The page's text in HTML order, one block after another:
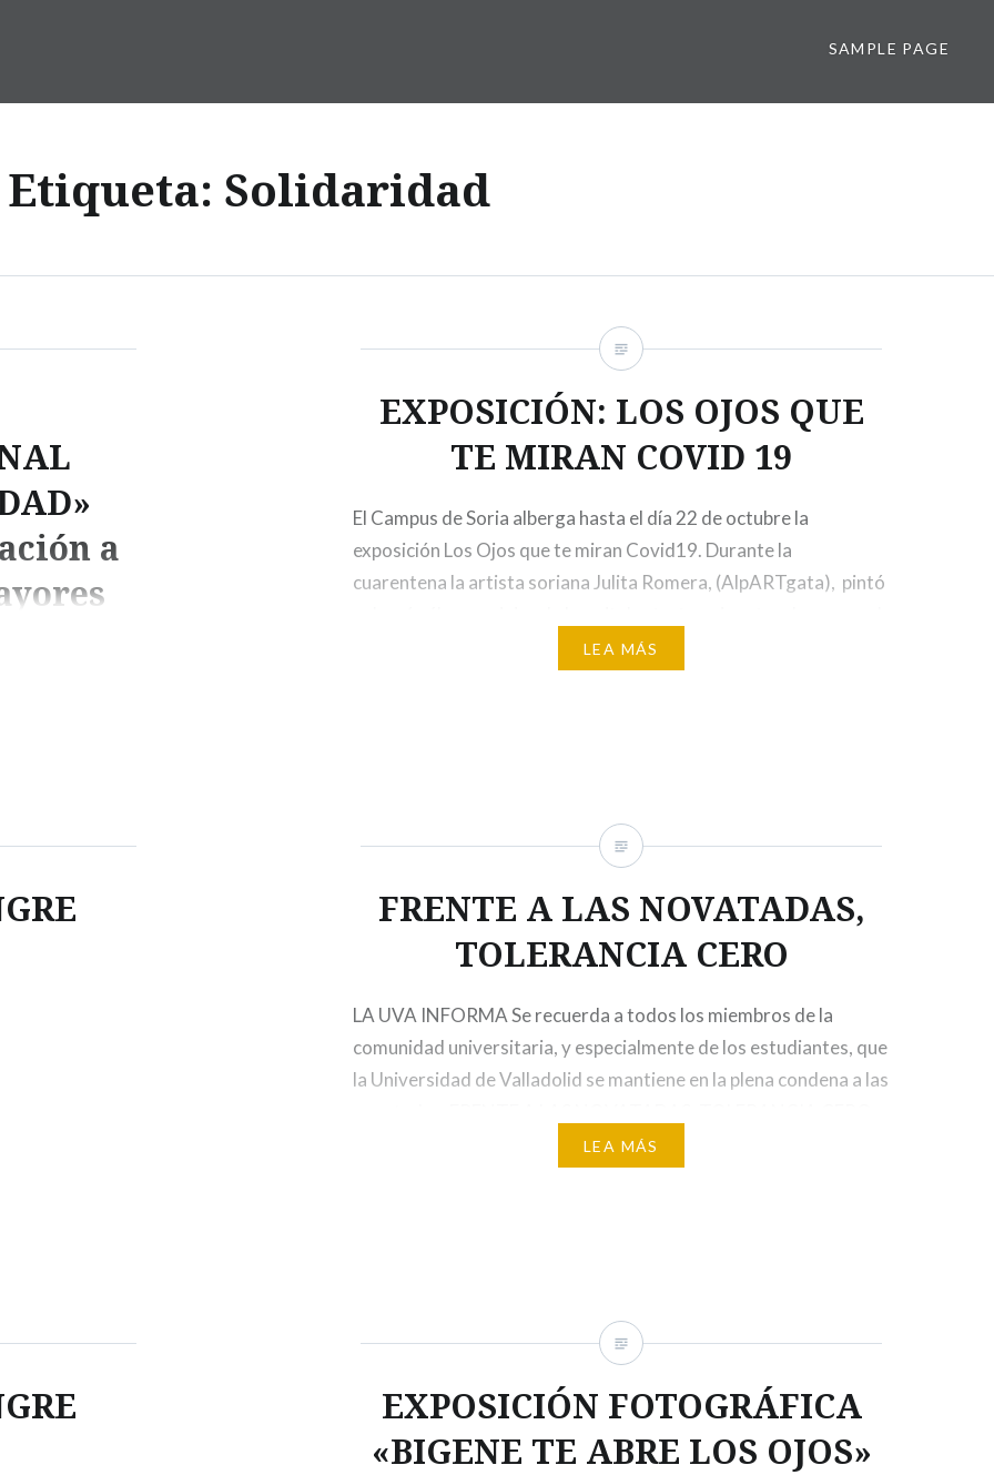
SAMPLE PAGE
Etiqueta: Solidaridad
a
EXPOSICIÓN: LOS OJOS QUE
TE MIRAN COVID 19
El Campus de Soria alberga hasta el día 22 de octubre la
exposición Los Ojos que te miran Covid19. Durante la
cuarentena la artista soriana Julita Romera, (AlpARTgata), pintó
sanitario, con el objetivo de valorar lo público desde lo público.
Estas sábanas fueron concebidas como…
LEA MÁS
FRENTE A LAS NOVATADAS,
TOLERANCIA CERO
LA UVA INFORMA Se recuerda a todos los miembros de la
comunidad universitaria, y especialmente de los estudiantes, que
la Universidad de Valladolid se mantiene en la plena condena a las
Por ello, se pone en conocimiento de todos que estas prácticas
están prohibidas dentro de cualquier espacio…
LEA MÁS
EXPOSICIÓN FOTOGRÁFICA
«BIGENE TE ABRE LOS OJOS»